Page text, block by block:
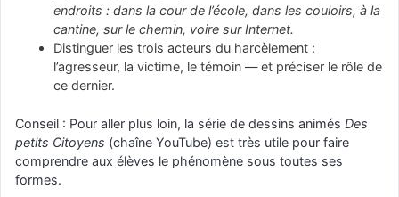
endroits : dans la cour de l’école, dans les couloirs, à la
cantine, sur le chemin, voire sur Internet.
Distinguer les trois acteurs du harcèlement :
l’agresseur, la victime, le témoin — et préciser le rôle de
ce dernier.
Conseil : Pour aller plus loin, la série de dessins animés Des
petits Citoyens (chaîne YouTube) est très utile pour faire
comprendre aux élèves le phénomène sous toutes ses
formes.